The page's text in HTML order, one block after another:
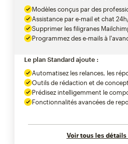
Modèles conçus par des
Assistance par e-mail et chat
Supprimer les filigranes
Programmez des e-mails à
Le plan Standard ajoute :
Automatisez les relances, les
Outils de rédaction et de
Prédisez intelligemment le
Fonctionnalités avancées de
Voir tous les détails